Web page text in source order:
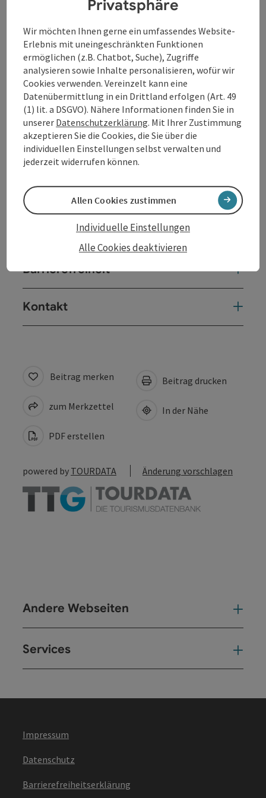
Tour und Routeninformationen
Öffnungszeiten
Anreise/Lage
Preise
Barrierefreiheit
Kontakt
Beitrag merken
zum Merkzettel
PDF erstellen
Beitrag drucken
In der Nähe
powered by TOURDATA Änderung vorschlagen
Andere Webseiten
Services
Impressum
Datenschutz
Barrierefreiheitserklärung
Privatsphäre
Wir möchten Ihnen gerne ein umfassendes Website-
Erlebnis mit uneingeschränkten Funktionen
ermöglichen (z.B. Chatbot, Suche), Zugriffe
analysieren sowie Inhalte personalisieren, wofür wir
Cookies verwenden. Vereinzelt kann eine
Datenübermittlung in ein Drittland erfolgen (Art. 49
(1) lit. a DSGVO). Nähere Informationen finden Sie in
unserer Datenschutzerklärung. Mit Ihrer Zustimmung
akzeptieren Sie die Cookies, die Sie über die
individuellen Einstellungen selbst verwalten und
jederzeit widerrufen können.
Alle Cookies deaktivieren
Individuelle Einstellungen
Allen Cookies zustimmen